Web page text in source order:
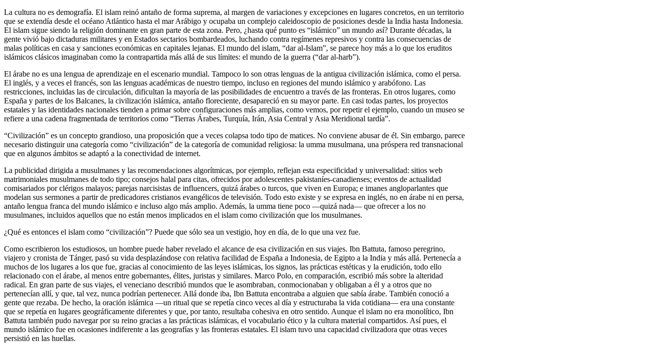
La cultura no es demografía. El islam reinó antaño de forma suprema, al margen de variaciones y excepciones en lugares concretos, en un territorio
que se extendía desde el océano Atlántico hasta el mar Arábigo y ocupaba un complejo caleidoscopio de posiciones desde la India hasta Indonesia.
El islam sigue siendo la religión dominante en gran parte de esta zona. Pero, ¿hasta qué punto es “islámico” un mundo así? Durante décadas, la
gente vivió bajo dictaduras militares y en Estados sectarios bombardeados, luchando contra regímenes represivos y contra las consecuencias de
malas políticas en casa y sanciones económicas en capitales lejanas. El mundo del islam, “dar al-Islam”, se parece hoy más a lo que los eruditos
islámicos clásicos imaginaban como la contrapartida más allá de sus límites: el mundo de la guerra (“dar al-harb”).
El árabe no es una lengua de aprendizaje en el escenario mundial. Tampoco lo son otras lenguas de la antigua civilización islámica, como el persa.
El inglés, y a veces el francés, son las lenguas académicas de nuestro tiempo, incluso en regiones del mundo islámico y arabófono. Las
restricciones, incluidas las de circulación, dificultan la mayoría de las posibilidades de encuentro a través de las fronteras. En otros lugares, como
España y partes de los Balcanes, la civilización islámica, antaño floreciente, desapareció en su mayor parte. En casi todas partes, los proyectos
estatales y las identidades nacionales tienden a primar sobre configuraciones más amplias, como vemos, por repetir el ejemplo, cuando un museo se
refiere a una cadena fragmentada de territorios como “Tierras Árabes, Turquía, Irán, Asia Central y Asia Meridional tardía”.
“Civilización” es un concepto grandioso, una proposición que a veces colapsa todo tipo de matices. No conviene abusar de él. Sin embargo, parece
necesario distinguir una categoría como “civilización” de la categoría de comunidad religiosa: la umma musulmana, una próspera red transnacional
que en algunos ámbitos se adaptó a la conectividad de internet.
La publicidad dirigida a musulmanes y las recomendaciones algorítmicas, por ejemplo, reflejan esta especificidad y universalidad: sitios web
matrimoniales musulmanes de todo tipo; consejos halal para citas, ofrecidos por adolescentes pakistaníes-canadienses; eventos de actualidad
comisariados por clérigos malayos; parejas narcisistas de influencers, quizá árabes o turcos, que viven en Europa; e imanes angloparlantes que
modelan sus sermones a partir de predicadores cristianos evangélicos de televisión. Todo esto existe y se expresa en inglés, no en árabe ni en persa,
antaño lengua franca del mundo islámico e incluso algo más amplio. Además, la umma tiene poco —quizá nada— que ofrecer a los no
musulmanes, incluidos aquellos que no están menos implicados en el islam como civilización que los musulmanes.
¿Qué es entonces el islam como “civilización”? Puede que sólo sea un vestigio, hoy en día, de lo que una vez fue.
Como escribieron los estudiosos, un hombre puede haber revelado el alcance de esa civilización en sus viajes. Ibn Battuta, famoso peregrino,
viajero y cronista de Tánger, pasó su vida desplazándose con relativa facilidad de España a Indonesia, de Egipto a la India y más allá. Pertenecía a
muchos de los lugares a los que fue, gracias al conocimiento de las leyes islámicas, los signos, las prácticas estéticas y la erudición, todo ello
relacionado con el árabe, al menos entre gobernantes, élites, juristas y similares. Marco Polo, en comparación, escribió más sobre la alteridad
radical. En gran parte de sus viajes, el veneciano describió mundos que le asombraban, conmocionaban y obligaban a él y a otros que no
pertenecían allí, y que, tal vez, nunca podrían pertenecer. Allá donde iba, Ibn Battuta encontraba a alguien que sabía árabe. También conoció a
gente que rezaba. De hecho, la oración islámica —un ritual que se repetía cinco veces al día y estructuraba la vida cotidiana— era una constante
que se repetía en lugares geográficamente diferentes y que, por tanto, resultaba cohesiva en otro sentido. Aunque el islam no era monolítico, Ibn
Battuta también pudo navegar por su reino gracias a las prácticas islámicas, el vocabulario ético y la cultura material compartidos. Así pues, el
mundo islámico fue en ocasiones indiferente a las geografías y las fronteras estatales. El islam tuvo una capacidad civilizadora que otras veces
persistió en las huellas.